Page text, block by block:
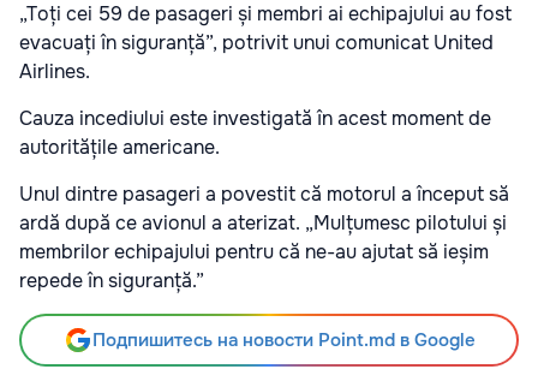
„Toți cei 59 de pasageri și membri ai echipajului au fost
evacuați în siguranță”, potrivit unui comunicat United
Airlines.
Cauza incediului este investigată în acest moment de
autoritățile americane.
Unul dintre pasageri a povestit că motorul a început să
ardă după ce avionul a aterizat. „Mulțumesc pilotului și
membrilor echipajului pentru că ne-au ajutat să ieșim
repede în siguranță.”
Подпишитесь на новости Point.md в Google